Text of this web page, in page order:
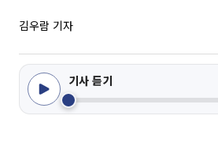
김우람 기자
기사 듣기